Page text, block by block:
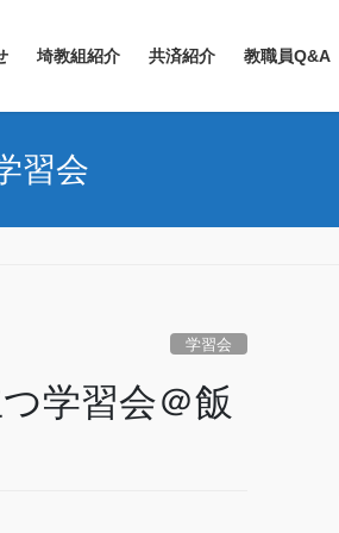
埼教組紹介 共済紹介 教職員Q&A
習会
学習会
学習会＠飯